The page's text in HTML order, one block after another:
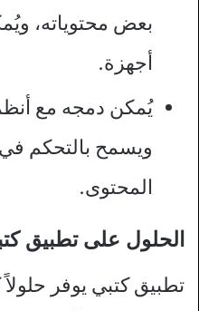
بعض محتوياته،
أجهزة.
ويسمح بالتحكم
المحتوى.
الحلول على تطبيق
تطبيق كتبي يوفر